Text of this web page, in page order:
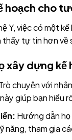
hoạch cho
Y, việc có một
tự tin hơn về
xây dựng
chuyện với
giúp bạn hiểu
Hướng dẫn
năng, tham gia